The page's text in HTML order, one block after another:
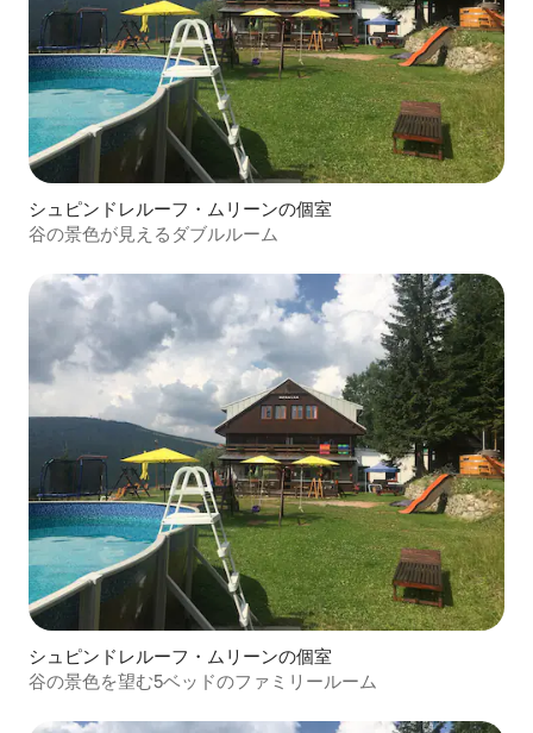
シュピンドレルーフ・ムリーンの個室
谷の景色が見えるダブルルーム
シュピンドレルーフ・ムリーンの個室
谷の景色を望む5ベッドのファミリールーム